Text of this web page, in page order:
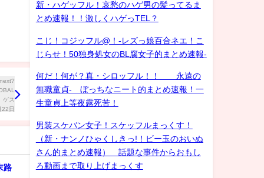
路
新・ハゲッフル！哀愁のハゲ男の髪ってるま
とめ速報！！激しくハゲっTEL？
こじ！コジッフル@！-レズっ娘百合ネエ！こ
じらせ！50独身処女のBL腐女子的まとめ速報-
何だ！何が？真・シロッフル！！ 永遠の
無職童貞- ぼっちなニート的まとめ速報！一
生童貞上等夜露死苦！
男装スケバン女子！スケッフルまっくす！
（新・ナンノひゃくしきっ!！ビー玉のおいぬ
さん的まとめ速報） 話題な事件からおもし
ろ動画まで取り上げまっくす